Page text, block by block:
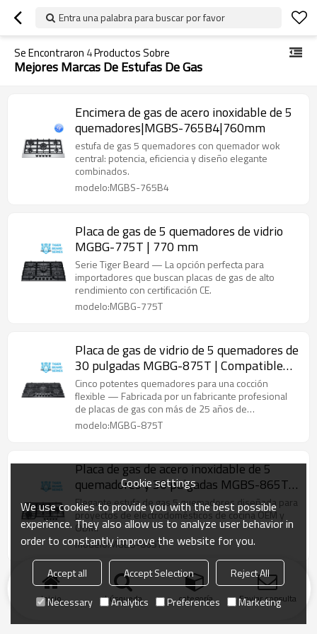
Entra una palabra para buscar por favor
Se Encontraron 4Productos Sobre
Mejores Marcas De Estufas De Gas
Encimera de gas de acero inoxidable de 5
quemadores|MGBS-765B4|760mm
estufa de gas 5 quemadores con quemador wok
central: potencia, eficiencia y diseño elegante
combinados.
modelo:MGBS-765B4
Placa de gas de 5 quemadores de vidrio
MGBG-775T | 770 mm
Serie Tiger Beard — La opción perfecta para
importadores que buscan placas de gas de alto
rendimiento con certificación CE.
modelo:MGBG-775T
Placa de gas de vidrio de 5 quemadores de
30 pulgadas MGBG-875T | Compatible
con OEM y ODM
Cinco potentes quemadores para una cocción
flexible — Fabricada por un fabricante profesional
de placas de gas con más de 25 años de
experiencia.
modelo:MGBG-875T
Placa de gas de acero inoxidable de 5
quemadores y 30 pulgadas MGBS-865T |
Compatible con OEM y ODM
Elegante estufa de gas 5 quemadores diseñada para
proyectos de electrodomésticos de cocina OEM y
ODM.
modelo:MGBS-865T
Inicio búsqueda categoría Enviar consulta
Cookie settings
We use cookies to provide you with the best possible
experience. They also allow us to analyze user behavior in
order to constantly improve the website for you.
Accept all Accept Selection
Reject All
Necessary
Analytics Preferences Marketing